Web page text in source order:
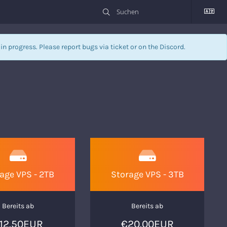
progress. Please report bugs via ticketor on the Discord.
VPS - 2TB
Bereits ab
Storage VPS - 3TB
Bereits ab
€20.00EUR